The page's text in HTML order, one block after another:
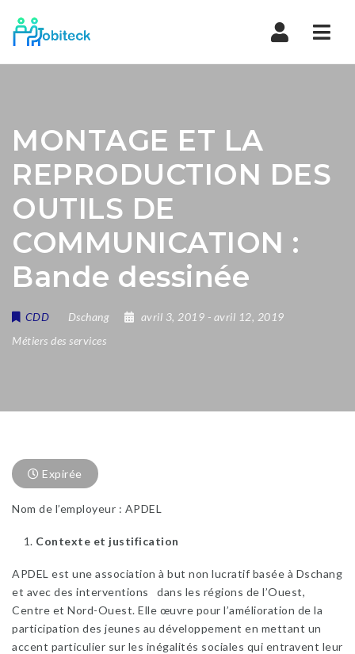
MONTAGE ET LA
REPRODUCTION DES
OUTILS DE
COMMUNICATION :
Bande dessinée
CDD Dschang avril 3, 2019 - avril 12, 2019
Métiers des services
Expirée
Nom de l’employeur : APDEL
Contexte et justification
APDEL est une association à but non lucratif basée à Dschang
et avec des interventions dans les régions de l’Ouest,
Centre et Nord-Ouest. Elle œuvre pour l’amélioration de la
participation des jeunes au développement en mettant un
accent particulier sur les inégalités sociales qui entravent leur